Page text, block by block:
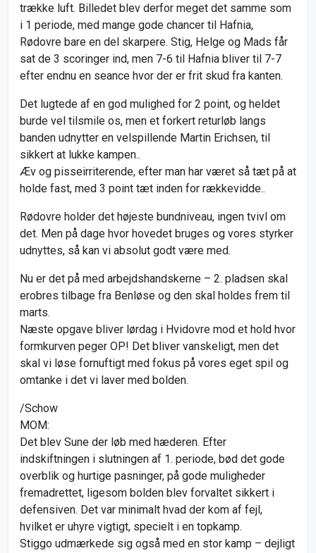
trække luft. Billedet blev derfor meget det samme som
i 1 periode, med mange gode chancer til Hafnia,
Rødovre bare en del skarpere. Stig, Helge og Mads får
sat de 3 scoringer ind, men 7-6 til Hafnia bliver til 7-7
efter endnu en seance hvor der er frit skud fra kanten.
Det lugtede af en god mulighed for 2 point, og heldet
burde vel tilsmile os, men et forkert returløb langs
banden udnytter en velspillende Martin Erichsen, til
sikkert at lukke kampen..
Æv og pisseirriterende, efter man har været så tæt på at
holde fast, med 3 point tæt inden for rækkevidde..
Rødovre holder det højeste bundniveau, ingen tvivl om
det. Men på dage hvor hovedet bruges og vores styrker
udnyttes, så kan vi absolut godt være med.
Nu er det på med arbejdshandskerne – 2. pladsen skal
erobres tilbage fra Benløse og den skal holdes frem til
marts.
Næste opgave bliver lørdag i Hvidovre mod et hold hvor
formkurven peger OP! Det bliver vanskeligt, men det
skal vi løse fornuftigt med fokus på vores eget spil og
omtanke i det vi laver med bolden.
/Schow
MOM:
Det blev Sune der løb med hæderen. Efter
indskiftningen i slutningen af 1. periode, bød det gode
overblik og hurtige pasninger, på gode muligheder
fremadrettet, ligesom bolden blev forvaltet sikkert i
defensiven. Det var minimalt hvad der kom af fejl,
hvilket er uhyre vigtigt, specielt i en topkamp.
Stiggo udmærkede sig også med en stor kamp – dejligt